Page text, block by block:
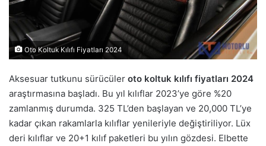
Oto Koltuk Kılıfı Fiyatları 2024
Aksesuar tutkunu sürücüler oto koltuk kılıfı fiyatları 2024
araştırmasına başladı. Bu yıl kılıflar 2023’ye göre %20
zamlanmış durumda. 325 TL’den başlayan ve 20,000 TL’ye
kadar çıkan rakamlarla kılıflar yenileriyle değiştiriliyor. Lüx
deri kılıflar ve 20+1 kılıf paketleri bu yılın gözdesi. Elbette